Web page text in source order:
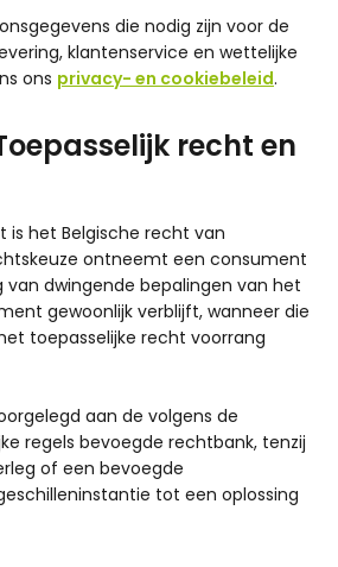
die nodig zijn voor de
klantenservice en wettelijke
ons privacy- en cookiebeleid.
recht en
is het Belgische recht van
ontneemt een consument
dwingende bepalingen van het
gewoonlijk verblijft, wanneer die
toepasselijke recht voorrang
aan de volgens de
regels bevoegde rechtbank, tenzij
of een bevoegde
tot een oplossing